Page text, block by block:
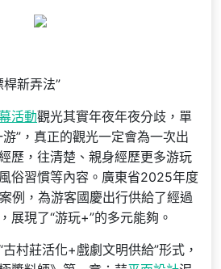
新弄法”
活動觀光其實年夜年夜分歧，單
”，真正的觀光一定會為一次出
歷，往清楚、親身經歷更多游玩
俗習慣等內容。廣東省2025年度
例，為游客國慶出行供給了經過
展現了“游玩+”的多元能夠。
村莊活化+戲劇文明供給”形式，